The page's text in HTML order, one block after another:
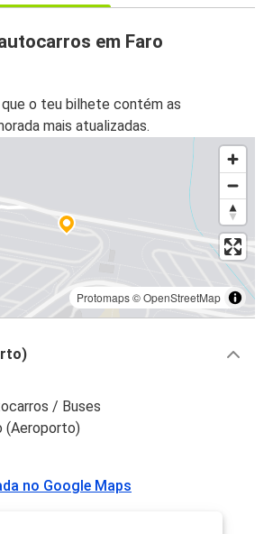
em Faro
o teu bilhete contém as
mais atualizadas.
Protomaps©OpenStreetMap
/ Buses
(Aeroporto)
no Google Maps